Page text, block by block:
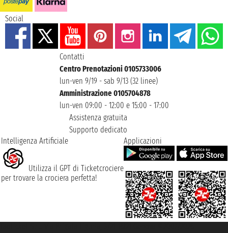
Social
Contatti
Centro Prenotazioni 0105733006
lun-ven 9/19 - sab 9/13 (32 linee)
Amministrazione 0105704878
lun-ven 09:00 - 12:00 e 15:00 - 17:00
Assistenza gratuita
Supporto dedicato
Intelligenza Artificiale
Utilizza il GPT di Ticketcrociere
per trovare la crociera perfetta!
Applicazioni